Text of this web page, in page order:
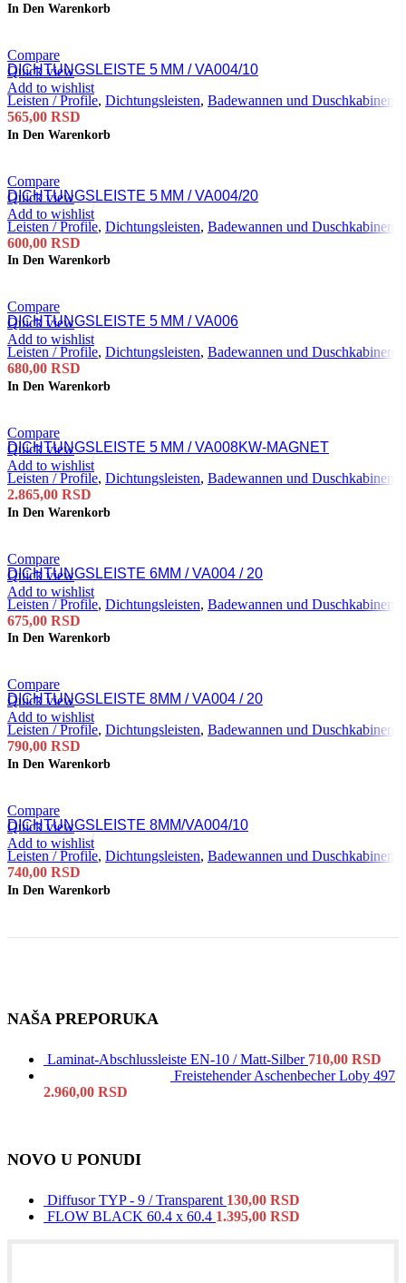
In Den Warenkorb
Compare
Quick view
Add to wishlist
DICHTUNGSLEISTE 5 MM / VA004/10
Leisten / Profile, Dichtungsleisten, Badewannen und Duschkabinen
565,00 RSD
In Den Warenkorb
Compare
Quick view
Add to wishlist
DICHTUNGSLEISTE 5 MM / VA004/20
Leisten / Profile, Dichtungsleisten, Badewannen und Duschkabinen
600,00 RSD
In Den Warenkorb
Compare
Quick view
Add to wishlist
DICHTUNGSLEISTE 5 MM / VA006
Leisten / Profile, Dichtungsleisten, Badewannen und Duschkabinen
680,00 RSD
In Den Warenkorb
Compare
Quick view
Add to wishlist
DICHTUNGSLEISTE 5 MM / VA008KW-MAGNET
Leisten / Profile, Dichtungsleisten, Badewannen und Duschkabinen
2.865,00 RSD
In Den Warenkorb
Compare
Quick view
Add to wishlist
DICHTUNGSLEISTE 6MM / VA004 / 20
Leisten / Profile, Dichtungsleisten, Badewannen und Duschkabinen
675,00 RSD
In Den Warenkorb
Compare
Quick view
Add to wishlist
DICHTUNGSLEISTE 8MM / VA004 / 20
Leisten / Profile, Dichtungsleisten, Badewannen und Duschkabinen
790,00 RSD
In Den Warenkorb
Compare
Quick view
Add to wishlist
DICHTUNGSLEISTE 8MM/VA004/10
Leisten / Profile, Dichtungsleisten, Badewannen und Duschkabinen
740,00 RSD
In Den Warenkorb
NAŠA PREPORUKA
Laminat-Abschlussleiste EN-10 / Matt-Silber 710,00 RSD
Freistehender Aschenbecher Loby 497
2.960,00 RSD
NOVO U PONUDI
Diffusor TYP - 9 / Transparent 130,00 RSD
FLOW BLACK 60.4 x 60.4 1.395,00 RSD